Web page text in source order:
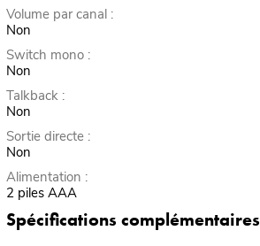
Volume par canal :
Non
Switch mono :
Non
Talkback :
Non
Sortie directe :
Non
Alimentation :
2 piles AAA
Spécifications complémentaires